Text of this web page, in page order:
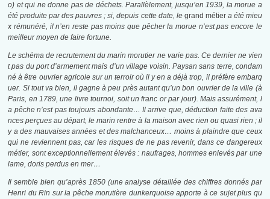
o) et qui ne donne pas de déchets. Parallèlement, jusqu’en 1939, la morue a
été produite par des pauvres ; si, depuis cette date, le grand métiera été mieu
x rémunéré, il n’en reste pas moins que pêcher la morue n’est pas encore le
meilleur moyen de faire fortune.
Le schéma de recrutement du marin morutier ne varie pas. Ce dernier ne vien
t pas du port d’armement mais d’un village voisin. Paysan sans terre, condam
né à être ouvrier agricole sur un terroir où il y en a déjà trop, il préfère embarq
uer. Si tout va bien, il gagne à peu près autant qu’un bon ouvrier de la ville (à
Paris, en 1789, une livre tournoi, soit un franc or par jour). Mais assurément, l
a pêche n’est pas toujours abondante… Il arrive que, déduction faite des ava
nces perçues au départ, le marin rentre à la maison avec rien ou quasi rien ; il
y a des mauvaises années et des malchanceux… moins à plaindre que ceux
qui ne reviennent pas, car les risques de ne pas revenir, dans ce dangereux
métier, sont exceptionnellement élevés : naufrages, hommes enlevés par une
lame, doris perdus en mer…
Il semble bien qu’après 1850 (une analyse détaillée des chiffres donnés par
Henri du Rin sur la pêche morutière dunkerquoise apporte à ce sujet plus qu